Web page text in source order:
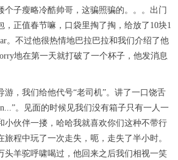
个子瘦略冷酷帅哥，这骗照骗的。。。出门
，正值春节嘛，口袋里掏了掏，给放了10块1
。不过他很热情地巴拉巴拉和我们介绍了他
地在第一天就打破了一个杯子，他发消息
游，我们给他代号“老司机”。讲了一口饶舌
。见面的时候见我们没有箱子只有一人一
小伙伴一搂，哈哈我就喜欢你们这种不带行
程中玩了一次走失，呃，走失了半小时。
头羊驼呼啸喝过，他回来之后我们相视一笑